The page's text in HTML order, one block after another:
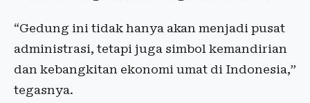
“Gedung ini tidak hanya akan menjadi pusat
administrasi, tetapi juga simbol kemandirian
dan kebangkitan ekonomi umat di Indonesia,”
tegasnya.